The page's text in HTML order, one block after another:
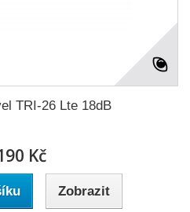
TRI-26 Lte 18dB
Kč
Zobrazit